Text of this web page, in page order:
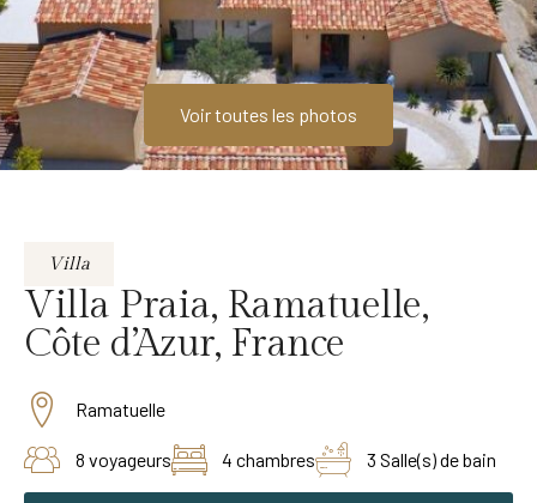
Voir toutes les photos
Villa
Villa Praia, Ramatuelle,
Côte d’Azur, France
Ramatuelle
8 voyageurs 4 chambres 3 Salle(s) de bain